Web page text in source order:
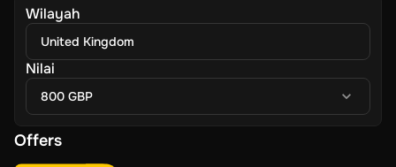
Wilayah
United Kingdom
Nilai
800 GBP
Offers